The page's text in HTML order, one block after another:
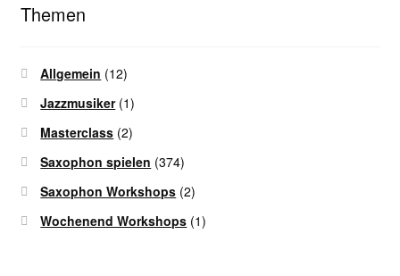
Themen
Allgemein (12)
Jazzmusiker(1)
Masterclass (2)
Saxophon spielen (374)
Saxophon Workshops (2)
Wochenend Workshops (1)